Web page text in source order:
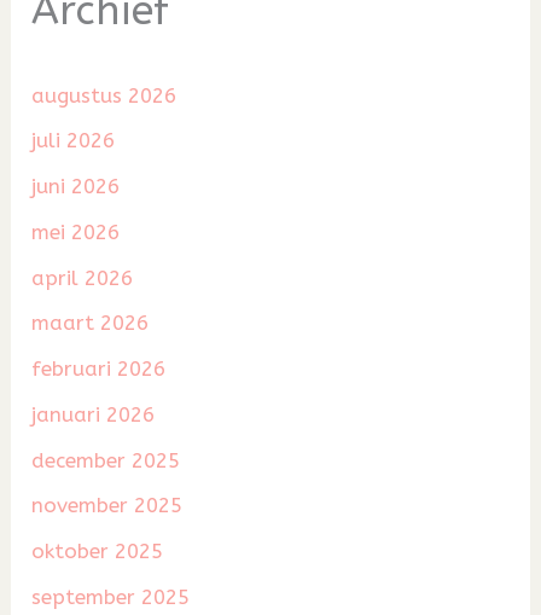
Archief
augustus 2026
juli 2026
juni 2026
mei 2026
april 2026
maart 2026
februari 2026
januari 2026
december 2025
november 2025
oktober 2025
september 2025